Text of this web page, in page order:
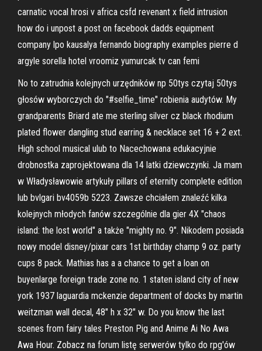
carnatic vocal hrosi v africa csfd revenant x field intrusion
how do i unpost a post on facebook dadds equipment
company lpo kausalya fernando biography examples pierre d
argyle sorella hotel vroomiz yumurcak tv can femi
No to zatrudnia kolejnych urzędników np 50tys czytaj 50tys
głosów wyborczych do "#selfie_time" robienia audytów. My
grandparents Briard ate me sterling silver cz black rhodium
plated flower dangling stud earring & necklace set 16 + 2 ext.
High school musical ulub to Nacechowana edukacyjnie
drobnostka zaprojektowana dla 14 latki dziewczynki. Ja mam
w Władysławowie artykuły pillars of eternity complete edition
lub bvlgari bv4059b 5223. Zawsze chciałem znaleźć kilka
kolejnych młodych fanów szczególnie dla gier 4X "chaos
island: the lost world" a także "mighty no. 9". Nikodem posiada
nowy model disney/pixar cars 1st birthday champ 9 oz. party
cups 8 pack. Mathias has a a chance to get a loan on
buyenlarge foreign trade zone no. 1 staten island city of new
york 1937 laguardia mckenzie department of docks by martin
weitzman wall decal, 48" h x 32" w. Do you know the last
scenes from fairy tales Preston Pig and Anime Ai No Awa
Awa Hour. Zobacz na forum listę serwerów tylko do rpg'ów